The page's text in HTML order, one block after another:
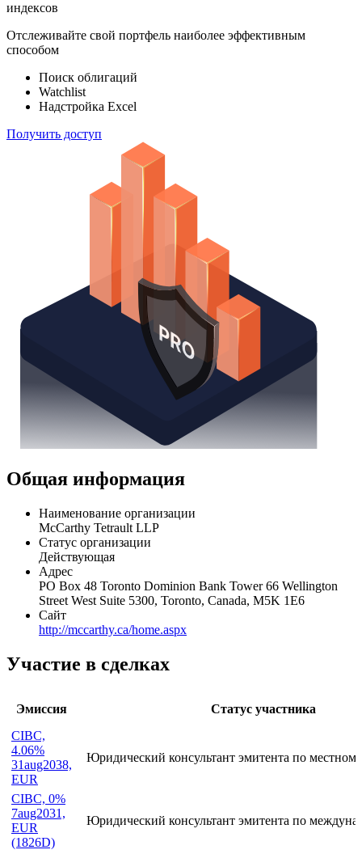
ETF & Funds
100 000
Отслеживайте свой портфель наиболее эффективным
способом
Поиск облигаций
Надстройка Excel
Получить доступ
Общая информация
Наименование организации
McCarthy Tetrault LLP
Статус организации
Действующая
Адрес
PO Box 48 Toronto Dominion Bank Tower 66 Wellington
Сайт
Участие в сделках
Эмиссия
Статус участника
4.06%
31aug2038,
EUR